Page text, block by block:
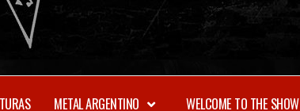
METAL ARGENTINO WELCOME TO THE SHOW